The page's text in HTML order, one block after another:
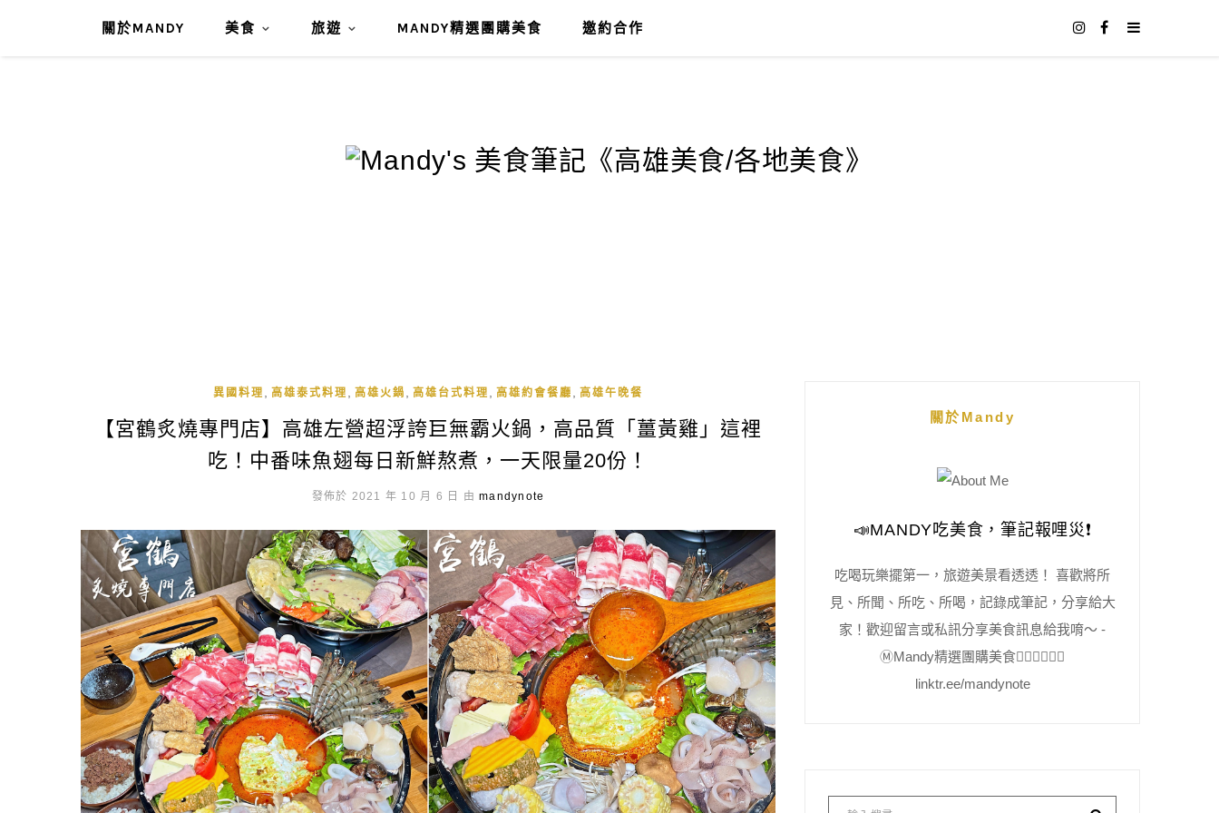
關於MANDY 美食 旅遊 MANDY精選團購美食 邀約合作
異國料理 高雄泰式料理 高雄火鍋 高雄台式料理 高雄約會餐廳 高雄午晚餐
【宮鶴炙燒專門店】高雄左營超浮誇巨無霸火鍋，高品質「薑黃雞」這裡
吃！中番味魚翅每日新鮮熬煮，一天限量20份！
發佈於 2021 年 10 月 6 日 由mandynote
關於Mandy
📣MANDY吃美食，筆記報哩災❗️
吃喝玩樂擺第一，旅遊美景看透透！ 喜歡將所
見、所聞、所吃、所喝，記錄成筆記，分享給大
家！歡迎留言或私訊分享美食訊息給我唷～ -
Ⓜ️Mandy精選團購美食👇🏻👇🏻👇🏻
linktr.ee/mandynote